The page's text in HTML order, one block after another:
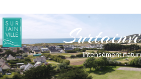
Intensément